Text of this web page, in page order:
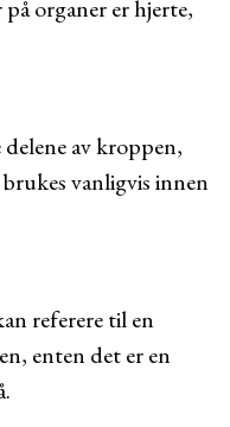
organer er hjerte,
av kroppen,
vanligvis innen
referere til en
enten det er en